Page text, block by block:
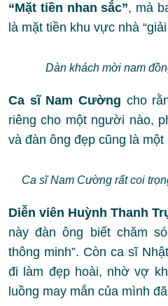
“Mặt tiền nhan sắc”, mà
là mặt tiền khu vực nhà
Dàn khách mời nam
Ca sĩ Nam Cường cho
riêng cho một người nào,
và đàn ông đẹp cũng là một
Ca sĩ Nam Cường rất coi
Diễn viên Huỳnh Thanh
này đàn ông biết chăm
thông minh”. Còn ca sĩ
đi làm đẹp hoài, nhờ vợ
luồng may mắn của mình đã